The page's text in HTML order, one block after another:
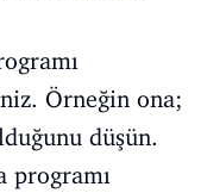
Örneğin ona;
düşün.
programı